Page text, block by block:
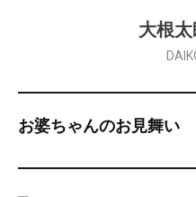
大根
お婆ちゃんのお見舞い